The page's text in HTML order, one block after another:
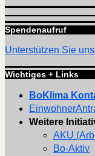
Spendenaufruf
Unterstützen Sie
Wichtiges + Links
BoKlima
Weitere
AKU
Bo-Aktiv